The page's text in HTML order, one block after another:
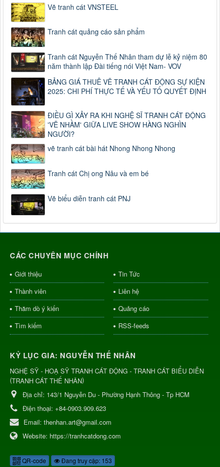
Vẽ tranh cát VNSTEEL
Tranh cát quảng cáo sản phẩm
Tranh cát Nguyễn Thế Nhân tham dự lễ kỷ niệm 80
năm thành lập Đài tiếng nói Việt Nam- VOV
BẢNG GIÁ THUÊ VẼ TRANH CÁT ĐỘNG SỰ KIỆN
2025: CHI PHÍ THỰC TẾ VÀ YẾU TỐ QUYẾT ĐỊNH
ĐIỀU GÌ XẢY RA KHI NGHỆ SĨ TRANH CÁT ĐỘNG
'VẼ NHẦM' GIỮA LIVE SHOW HÀNG NGHÌN
NGƯỜI?
vẽ tranh cát bài hát Nhong Nhong Nhong
Tranh cát Chị ong Nâu và em bé
Vẽ biểu diễn tranh cát PNJ
CÁC CHUYÊN MỤC CHÍNH
Giới thiệu
Tin Tức
Thành viên
Liên hệ
Thăm dò ý kiến
Quảng cáo
Tìm kiếm
RSS-feeds
KỶ LỤC GIA: NGUYỄN THẾ NHÂN
NGHỆ SỸ - HOẠ SỸ TRANH CÁT ĐỘNG - TRANH CÁT BIỂU DIỄN
(TRANH CÁT THẾ NHÂN)
Địa chỉ: 143/1 Nguyễn Du - Phường Hạnh Thông - Tp HCM
Điện thoại: +84-0903.909.623
Email: thenhan.art@gmail.com
Website: https://tranhcatdong.com
QR-code Đang truy cập: 153